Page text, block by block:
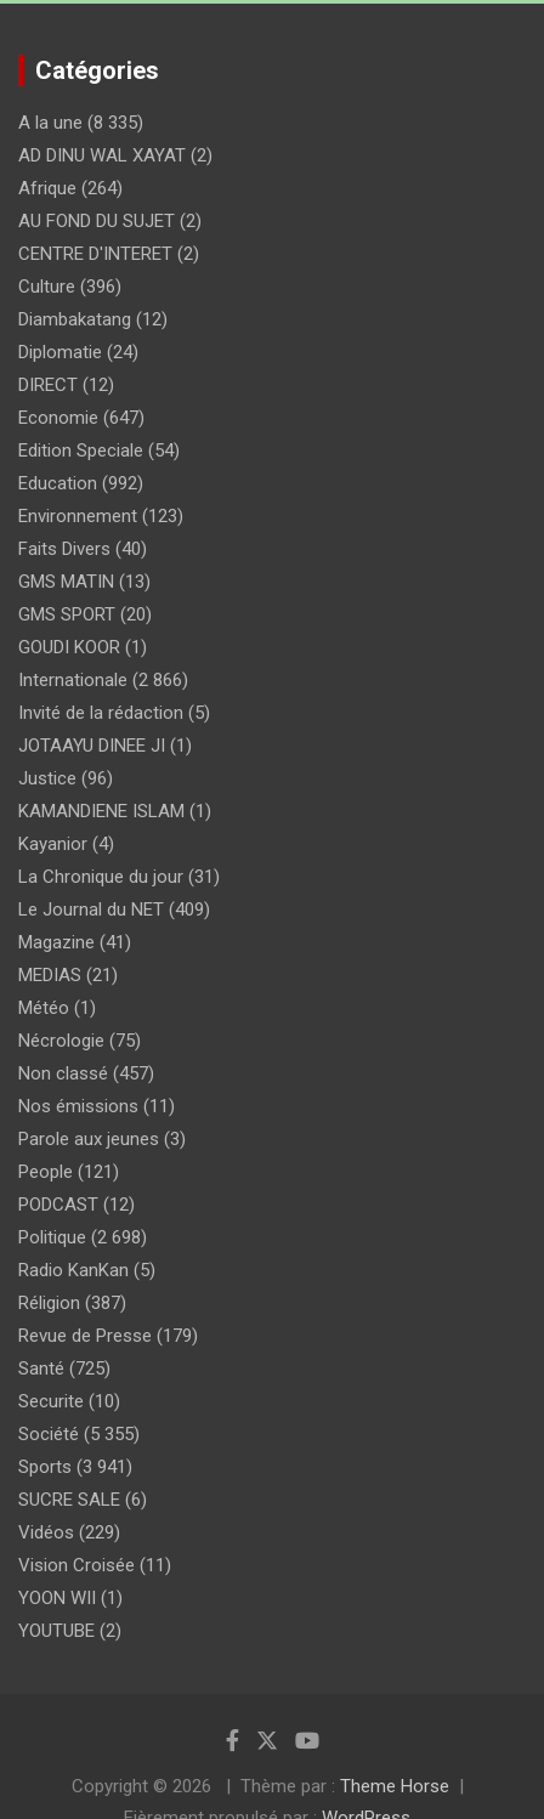
Catégories
A la une (8 335)
AD DINU WAL XAYAT (2)
Afrique (264)
AU FOND DU SUJET (2)
CENTRE D'INTERET (2)
Culture (396)
Diambakatang (12)
Diplomatie (24)
DIRECT (12)
Economie (647)
Edition Speciale (54)
Education (992)
Environnement (123)
Faits Divers (40)
GMS MATIN (13)
GMS SPORT (20)
GOUDI KOOR (1)
Internationale (2 866)
Invité de la rédaction (5)
JOTAAYU DINEE JI (1)
Justice (96)
KAMANDIENE ISLAM (1)
Kayanior (4)
La Chronique du jour (31)
Le Journal du NET (409)
Magazine (41)
MEDIAS (21)
Météo (1)
Nécrologie (75)
Non classé (457)
Nos émissions (11)
Parole aux jeunes (3)
People (121)
PODCAST (12)
Politique (2 698)
Radio KanKan (5)
Réligion (387)
Revue de Presse (179)
Santé (725)
Securite (10)
Société (5 355)
Sports (3 941)
SUCRE SALE (6)
Vidéos (229)
Vision Croisée (11)
YOON WII (1)
YOUTUBE (2)
Copyright © 2026 Thème par : Theme Horse